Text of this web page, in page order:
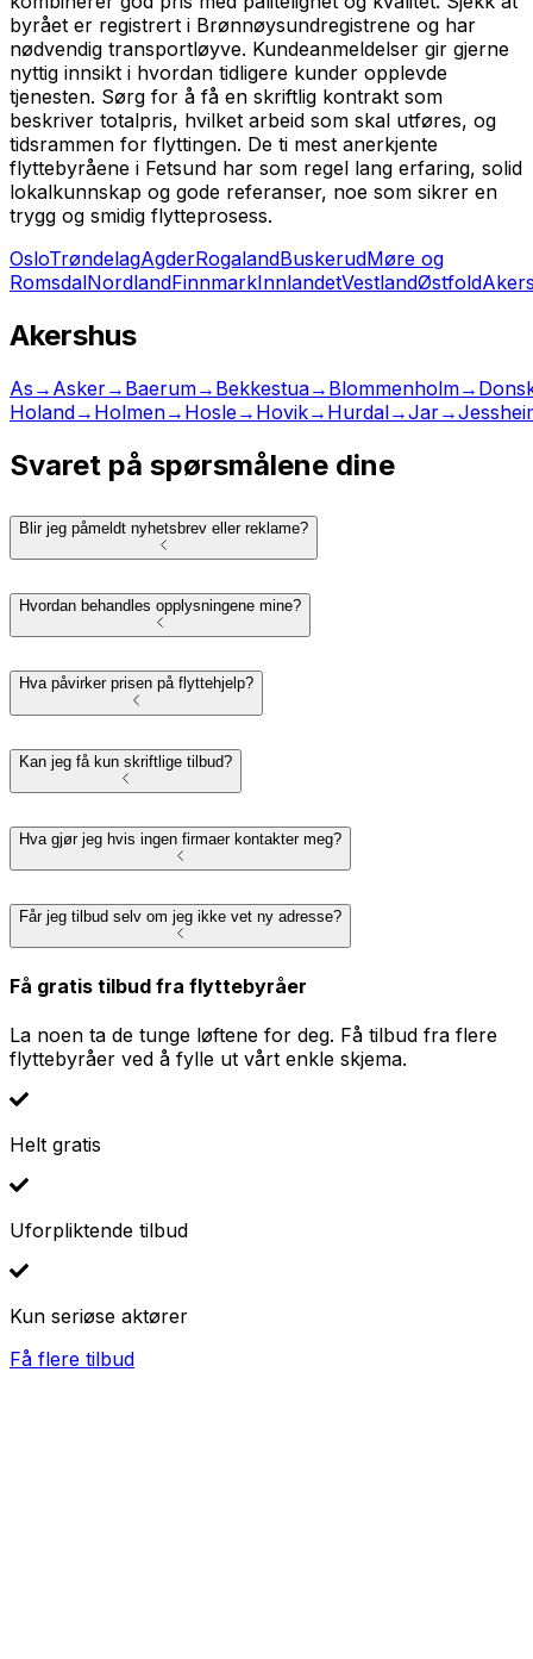
byrået er registrert i Brønnøysundregistrene og har
nødvendig transportløyve. Kundeanmeldelser gir gjerne
nyttig innsikt i hvordan tidligere kunder opplevde
tjenesten. Sørg for å få en skriftlig kontrakt som
beskriver totalpris, hvilket arbeid som skal utføres, og
tidsrammen for flyttingen. De ti mest anerkjente
flyttebyråene i Fetsund har som regel lang erfaring, solid
lokalkunnskap og gode referanser, noe som sikrer en
trygg og smidig flytteprosess.
OsloTrøndelagAgderRogalandBuskerudMøre og
RomsdalNordlandFinnmarkInnlandetVestlandØstfold
Akershus
As → Asker→ Baerum→ Bekkestua→ Blommenholm→
Holand→ Holmen→ Hosle→ Hovik→ Hurdal→Jar→
Svaret på spørsmålene dine
Blir jeg påmeldt nyhetsbrev eller reklame?
Hvordan behandles opplysningene mine?
Hva påvirker prisen på flyttehjelp?
Kan jeg få kun skriftlige tilbud?
Hva gjør jeg hvis ingen firmaer kontakter meg?
Får jeg tilbud selv om jeg ikke vet ny adresse?
Få gratis tilbud fra flyttebyråer
La noen ta de tunge løftene for deg. Få tilbud fra flere
flyttebyråer ved å fylle ut vårt enkle skjema.
Helt gratis
Uforpliktende tilbud
Kun seriøse aktører
Få flere tilbud